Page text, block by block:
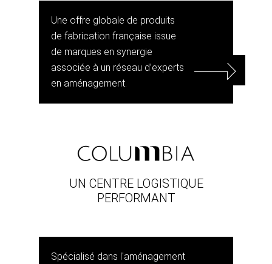
Une offre globale de produits
de fabrication française issue
de marques en synergie
associée à un réseau d’experts
en aménagement.
UN CENTRE LOGISTIQUE
PERFORMANT
Spécialisé dans l'aménagement